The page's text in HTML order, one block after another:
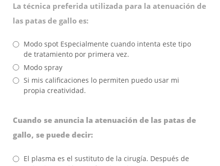
La técnica preferida utilizada para la atenuación de
las patas de gallo es:
Modo spot Especialmente cuando intenta este tipo
de tratamiento por primera vez.
Modo spray
Si mis calificaciones lo permiten puedo usar mi
propia creatividad.
Cuando se anuncia la atenuación de las patas de
gallo, se puede decir:
El plasma es el sustituto de la cirugía. Después de